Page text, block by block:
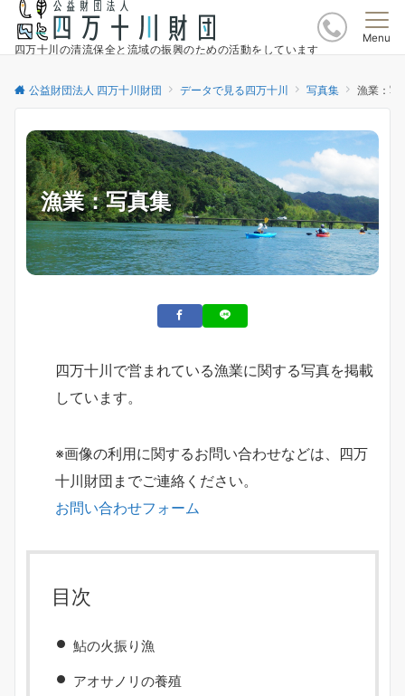
四万十川の清流保全と流域の振興のための活動をしています
Menu
公益財団法人 四万十川財団 データで見る四万十川 写真集 漁業：写
漁業：写真集
四万十川で営まれている漁業に関する写真を掲載
しています。
※画像の利用に関するお問い合わせなどは、四万
十川財団までご連絡ください。
お問い合わせフォーム
目次
鮎の火振り漁
アオサノリの養殖